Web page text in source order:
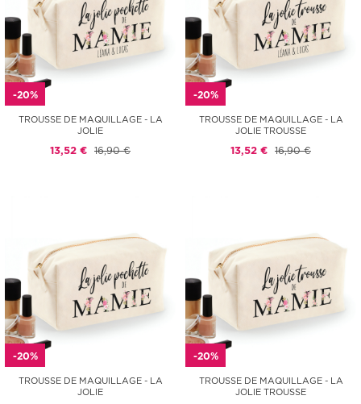
-20%
TROUSSE DE MAQUILLAGE - LA
JOLIE
13,52 € 16,90 €
-20%
TROUSSE DE MAQUILLAGE - LA
JOLIE TROUSSE
13,52 € 16,90 €
-20%
TROUSSE DE MAQUILLAGE - LA
JOLIE
-20%
TROUSSE DE MAQUILLAGE - LA
JOLIE TROUSSE